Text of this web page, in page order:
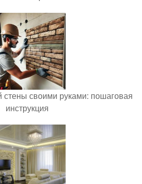
стены своими руками: пошаговая
инструкция